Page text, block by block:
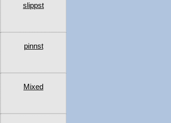
slippst
pinnst
Mixed